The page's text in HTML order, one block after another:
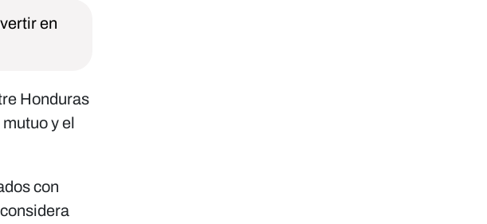
en
Honduras
y el
con